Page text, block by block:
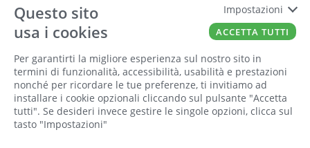
Il punto vendita, gli uffici e il magazzino
saranno chiusi per ferie dall'8 al 25 Agosto
2026 compresi.
− +
Questo sito
usa i cookies
Per garantirti la migliore esperienza sul nostro sito in
termini di funzionalità, accessibilità, usabilità e prestazioni
nonché per ricordare le tue preferenze, ti invitiamo ad
installare i cookie opzionali cliccando sul pulsante "Accetta
tutti". Se desideri invece gestire le singole opzioni, clicca sul
tasto "Impostazioni"
Impostazioni
ACCETTA TUTTI